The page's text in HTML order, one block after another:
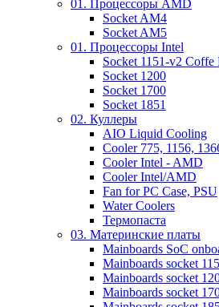
01. Процессоры AMD
Socket AM4
Socket AM5
01. Процессоры Intel
Socket 1151-v2 Coffe
Socket 1200
Socket 1700
Socket 1851
02. Куллеры
AIO Liquid Cooling
Cooler 775, 1156,
Cooler Intel - AMD
Cooler Intel/AMD
Fan for PC Case, PSU
Water Coolers
Термопаста
03. Материнские платы
Mainboards SoC
Mainboards socket
Mainboards socket
Mainboards socket